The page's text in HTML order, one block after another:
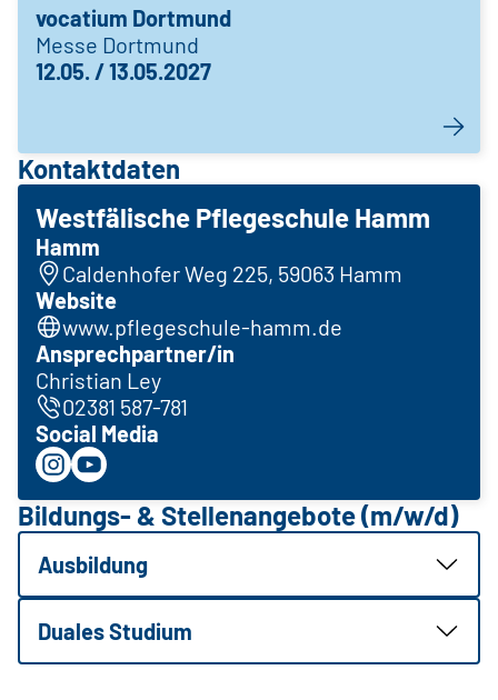
vocatium Dortmund
Messe Dortmund
12.05. / 13.05.2027
Kontaktdaten
Westfälische Pflegeschule Hamm
Hamm
Caldenhofer Weg 225, 59063 Hamm
Website
www.pflegeschule-hamm.de
Ansprechpartner/in
Christian Ley
02381 587-781
Social Media
Bildungs- & Stellenangebote (m/w/d)
Ausbildung
Duales Studium